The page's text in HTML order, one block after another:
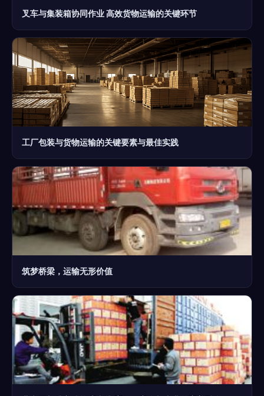
叉车与集装箱协同作业 高效货物运输的关键环节
工厂包装与货物运输的关键要素与最佳实践
筑梦桥梁，运输无形价值